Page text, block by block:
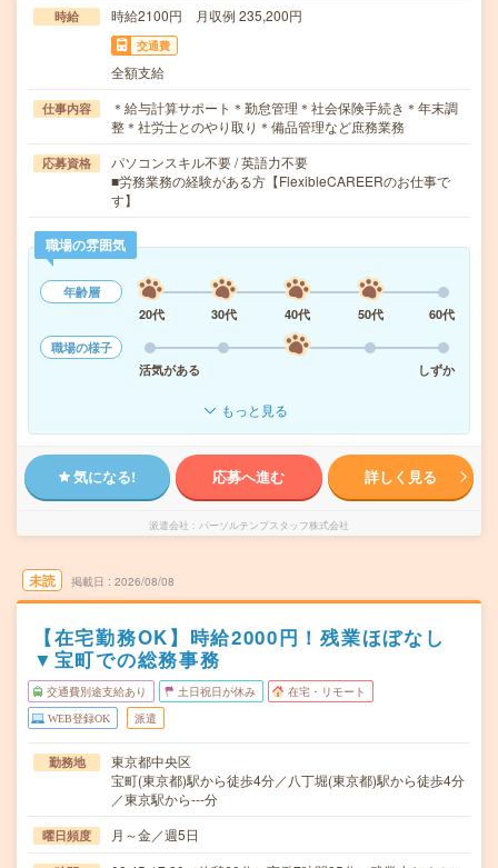
時給 時給2100円 月収例 235,200円
交通費
全額支給
仕事内容
＊給与計算サポート＊勤怠管理＊社会保険手続き＊年末調
整＊社労士とのやり取り＊備品管理など庶務業務
応募資格
パソコンスキル不要 / 英語力不要
■労務業務の経験がある方【FlexibleCAREERのお仕事で
す】
職場の雰囲気
年齢層
20代
30代 40代 50代
60代
職場の様子
活気がある
しずか
もっと見る
気になる! 応募へ進む 詳しく見る
派遣会社 パーソルテンプスタッフ株式会社
未読 掲載日 2026/08/08
【在宅勤務OK】時給2000円！残業ほぼなし
▼宝町での総務事務
交通費別途支給あり 土日祝日が休み 在宅・リモート
WEB登録OK 派遣
勤務地
東京都中央区
宝町(東京都)駅から徒歩4分／八丁堀(東京都)駅から徒歩4分
／東京駅から---分
曜日頻度 月～金／週5日